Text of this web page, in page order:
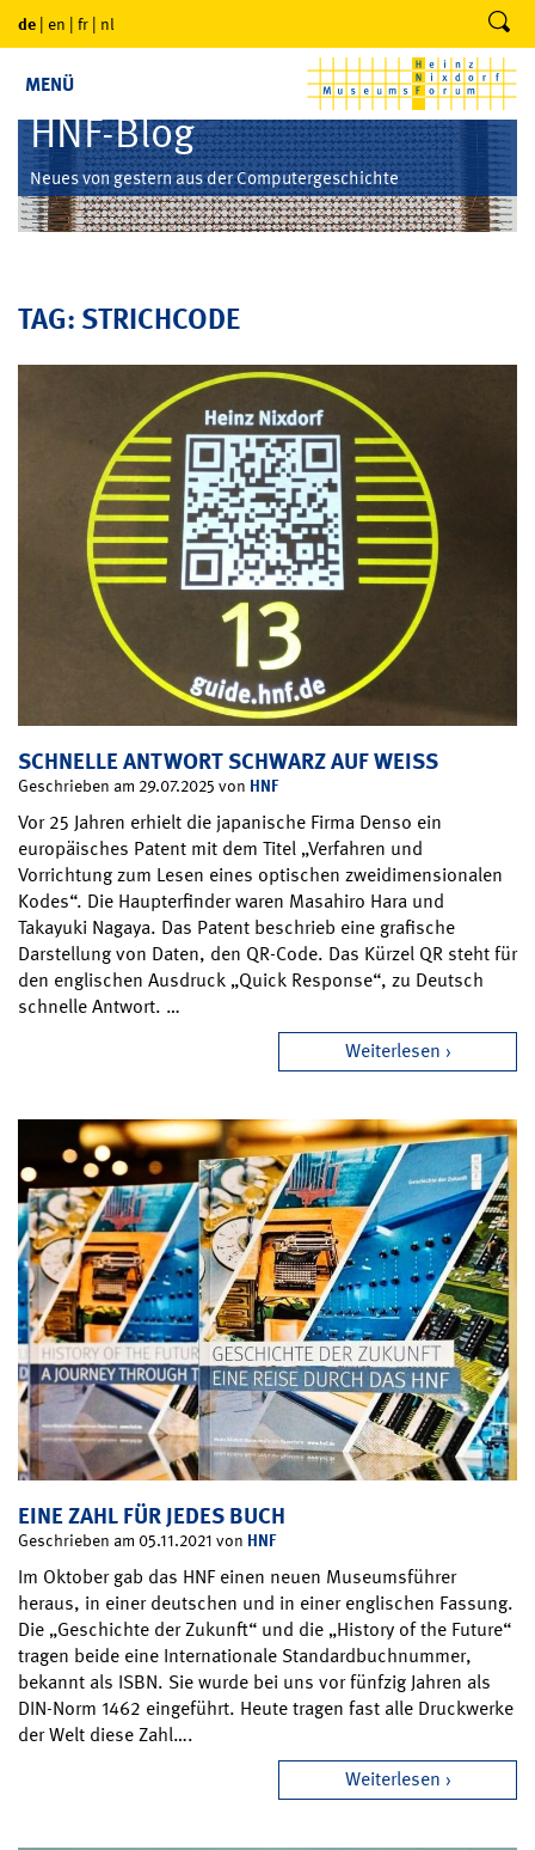
de | en | fr | nl
MENÜ
HNF-Blog
Neues von gestern aus der Computergeschichte
TAG: STRICHCODE
SCHNELLE ANTWORT SCHWARZ AUF WEISS
Geschrieben am 29.07.2025 von HNF
Vor 25 Jahren erhielt die japanische Firma Denso ein
europäisches Patent mit dem Titel „Verfahren und
Vorrichtung zum Lesen eines optischen zweidimensionalen
Kodes“. Die Haupterfinder waren Masahiro Hara und
Takayuki Nagaya. Das Patent beschrieb eine grafische
Darstellung von Daten, den QR-Code. Das Kürzel QR steht für
den englischen Ausdruck „Quick Response“, zu Deutsch
schnelle Antwort. …
Weiterlesen
EINE ZAHL FÜR JEDES BUCH
Geschrieben am 05.11.2021 von HNF
Im Oktober gab das HNF einen neuen Museumsführer
heraus, in einer deutschen und in einer englischen Fassung.
Die „Geschichte der Zukunft“ und die „History of the Future“
tragen beide eine Internationale Standardbuchnummer,
bekannt als ISBN. Sie wurde bei uns vor fünfzig Jahren als
DIN-Norm 1462 eingeführt. Heute tragen fast alle Druckwerke
der Welt diese Zahl….
Weiterlesen